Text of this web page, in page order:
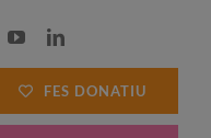
FES DONATIU